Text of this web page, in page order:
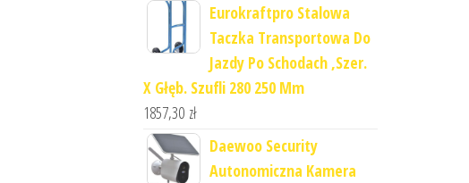
Eurokraftpro Stalowa
Taczka Transportowa Do
Jazdy Po Schodach ,Szer.
X Głęb. Szufli 280 250 Mm
1857,30 zł
Daewoo Security
Autonomiczna Kamera